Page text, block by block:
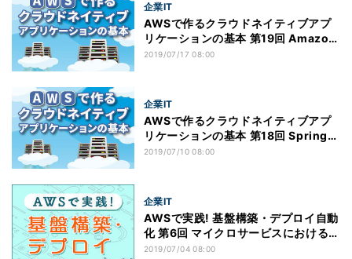
企業IT
AWSで作るクラウドネイティブアプ
リケーションの基本 第19回 Amazon
ElastiCacheの概要／ローカル環境で
2019/07/17 08:00
企業IT
AWSで作るクラウドネイティブアプ
リケーションの基本 第18回 Spring
Data DynamoDBを用いたアプリケー
2019/07/10 08:00
企業IT
AWSで実践! 基盤構築・デプロイ自動
化 第6回 マイクロサービスにおける単
体テスト(後編)
2019/07/04 08:00